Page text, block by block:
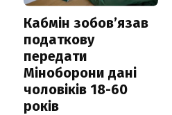
Кабмін зобовʼязав
податкову
передати
Міноборони дані
чоловіків 18-60
років